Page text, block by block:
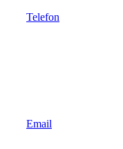
Telefon
Email